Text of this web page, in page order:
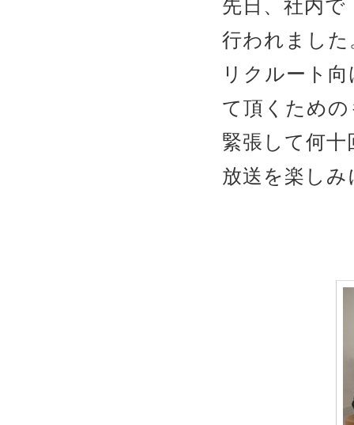
先日、社内
行われました
リクルート
て頂くため
緊張して何
放送を楽し